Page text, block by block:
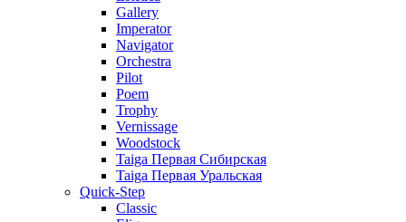
Gallery
Imperator
Navigator
Orchestra
Pilot
Poem
Trophy
Vernissage
Woodstock
Taiga Первая Сибирская
Taiga Первая Уральская
Quick-Step
Classic